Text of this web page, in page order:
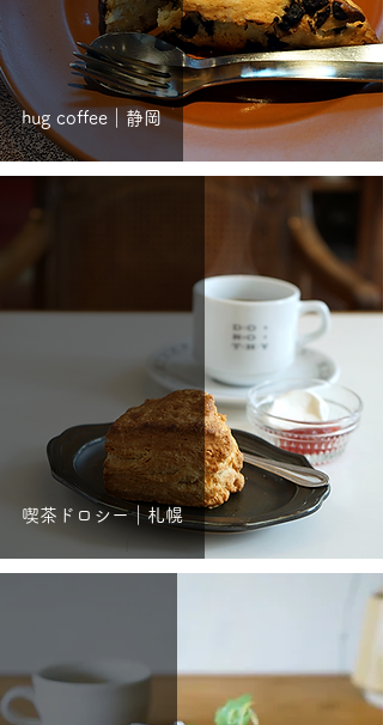
hug coffee｜静岡
喫茶ドロシー｜札幌